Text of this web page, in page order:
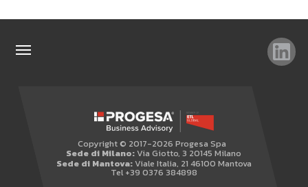
AREA RISERVATA
WHISTLEBLOWING
Copyright © 2017-2026 Progesa Spa
Sede di Milano:Via Giotto, 3 20145 Milano
Sede di Mantova:Viale Italia, 21 46100 Mantova
Tel +39 0376 384898